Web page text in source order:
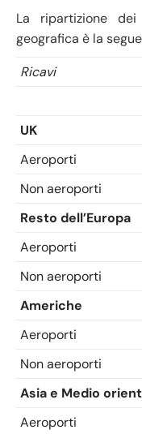
La ripartizione
geografica è la
Ricavi
UK
Aeroporti
Non aeroporti
Resto dell’Europa
Aeroporti
Non aeroporti
Americhe
Aeroporti
Non aeroporti
Asia e Medio
Aeroporti